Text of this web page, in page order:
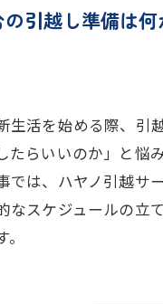
引越し準備は
生活を始める際、
たらいいのか」と
では、ハヤノ引越
なスケジュールの